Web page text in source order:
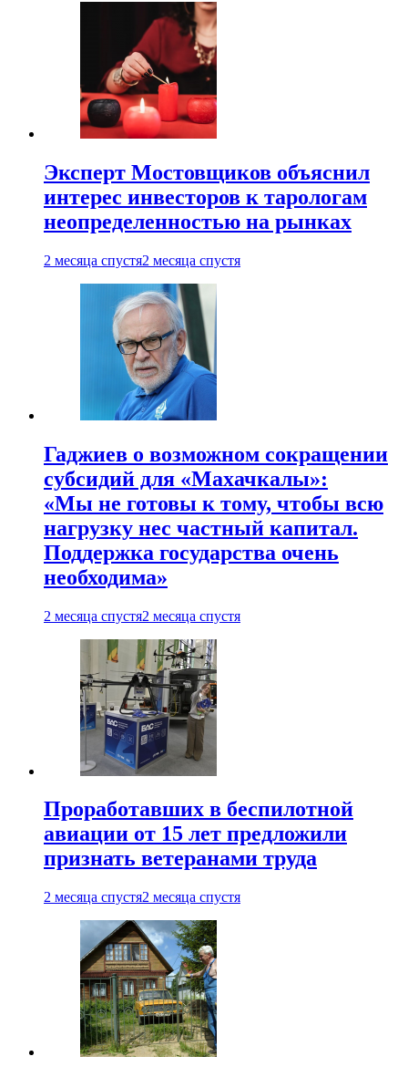
Эксперт Мостовщиков объяснил
интерес инвесторов к тарологам
неопределенностью на рынках
2 месяца спустя2 месяца спустя
Гаджиев о возможном сокращении
субсидий для «Махачкалы»:
«Мы не готовы к тому, чтобы всю
нагрузку нес частный капитал.
Поддержка государства очень
необходима»
2 месяца спустя2 месяца спустя
Проработавших в беспилотной
авиации от 15 лет предложили
признать ветеранами труда
2 месяца спустя2 месяца спустя